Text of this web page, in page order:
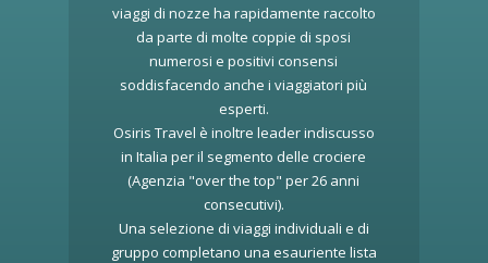
viaggi di nozze ha rapidamente raccolto
da parte di molte coppie di sposi
numerosi e positivi consensi
soddisfacendo anche i viaggiatori più
esperti.
Osiris Travel è inoltre leader indiscusso
in Italia per il segmento delle crociere
(Agenzia "over the top" per 26 anni
consecutivi).
Una selezione di viaggi individuali e di
gruppo completano una esauriente lista